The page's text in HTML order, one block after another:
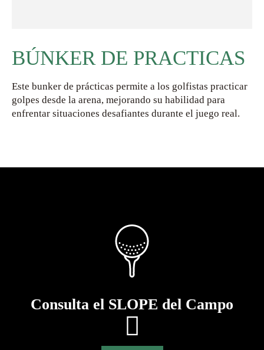
BÚNKER DE PRACTICAS
Este bunker de prácticas permite a los golfistas practicar
golpes desde la arena, mejorando su habilidad para
enfrentar situaciones desafiantes durante el juego real.
Consulta el SLOPE del Campo